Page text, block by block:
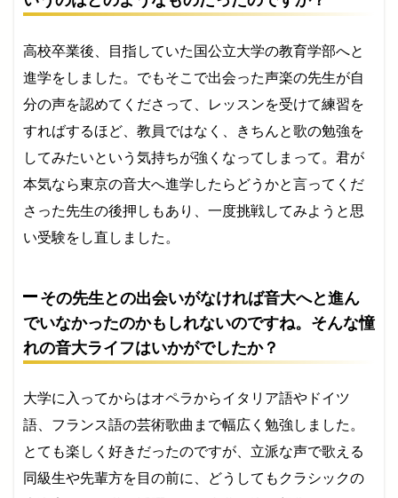
高校卒業後、目指していた国公立大学の教育学部へと
進学をしました。でもそこで出会った声楽の先生が自
分の声を認めてくださって、レッスンを受けて練習を
すればするほど、教員ではなく、きちんと歌の勉強を
してみたいという気持ちが強くなってしまって。君が
本気なら東京の音大へ進学したらどうかと言ってくだ
さった先生の後押しもあり、一度挑戦してみようと思
い受験をし直しました。
その先生との出会いがなければ音大へと進ん
でいなかったのかもしれないのですね。そんな憧
れの音大ライフはいかがでしたか？
大学に入ってからはオペラからイタリア語やドイツ
語、フランス語の芸術歌曲まで幅広く勉強しました。
とても楽しく好きだったのですが、立派な声で歌える
同級生や先輩方を目の前に、どうしてもクラシックの